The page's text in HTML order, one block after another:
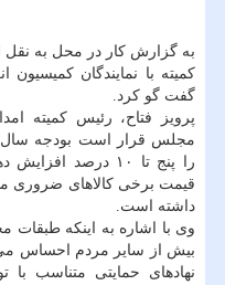
به گزارش كار در محل به نقل
كمیته با نمایندگان
گفت گو كرد.
پرویز فتاح، رئیس كمیته
را پنج تا ۱۰ درصد
داشته است.
وی با اشاره به اینكه طبقات
بیش از سایر مردم احساس می
نهادهای حمایتی متناسب با